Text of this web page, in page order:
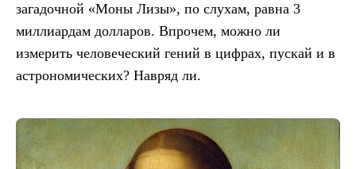
загадочной «Моны Лизы», по слухам, равна 3
миллиардам долларов. Впрочем, можно ли
измерить человеческий гений в цифрах, пускай и в
астрономических? Навряд ли.